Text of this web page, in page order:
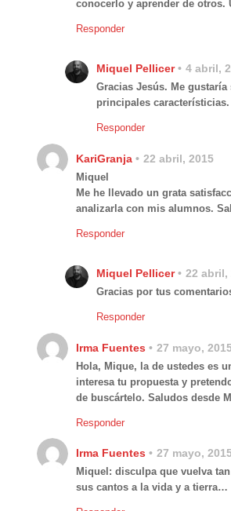
conocerlo y aprender de otros.
Responder
Miquel Pellicer 4 abril,
Gracias Jesús. Me
principales
Responder
KariGranja 22 abril, 2015
Miquel
Me he llevado un grata
analizarla con mis alumnos.
Responder
Miquel Pellicer 22 abril,
Gracias por tus
Responder
Irma Fuentes 27 mayo,
Hola, Mique, la de ustedes es
interesa tu propuesta y
de buscártelo. Saludos desde
Responder
Irma Fuentes 27 mayo,
Miquel: disculpa que vuelva
sus cantos a la vida y a tierra…